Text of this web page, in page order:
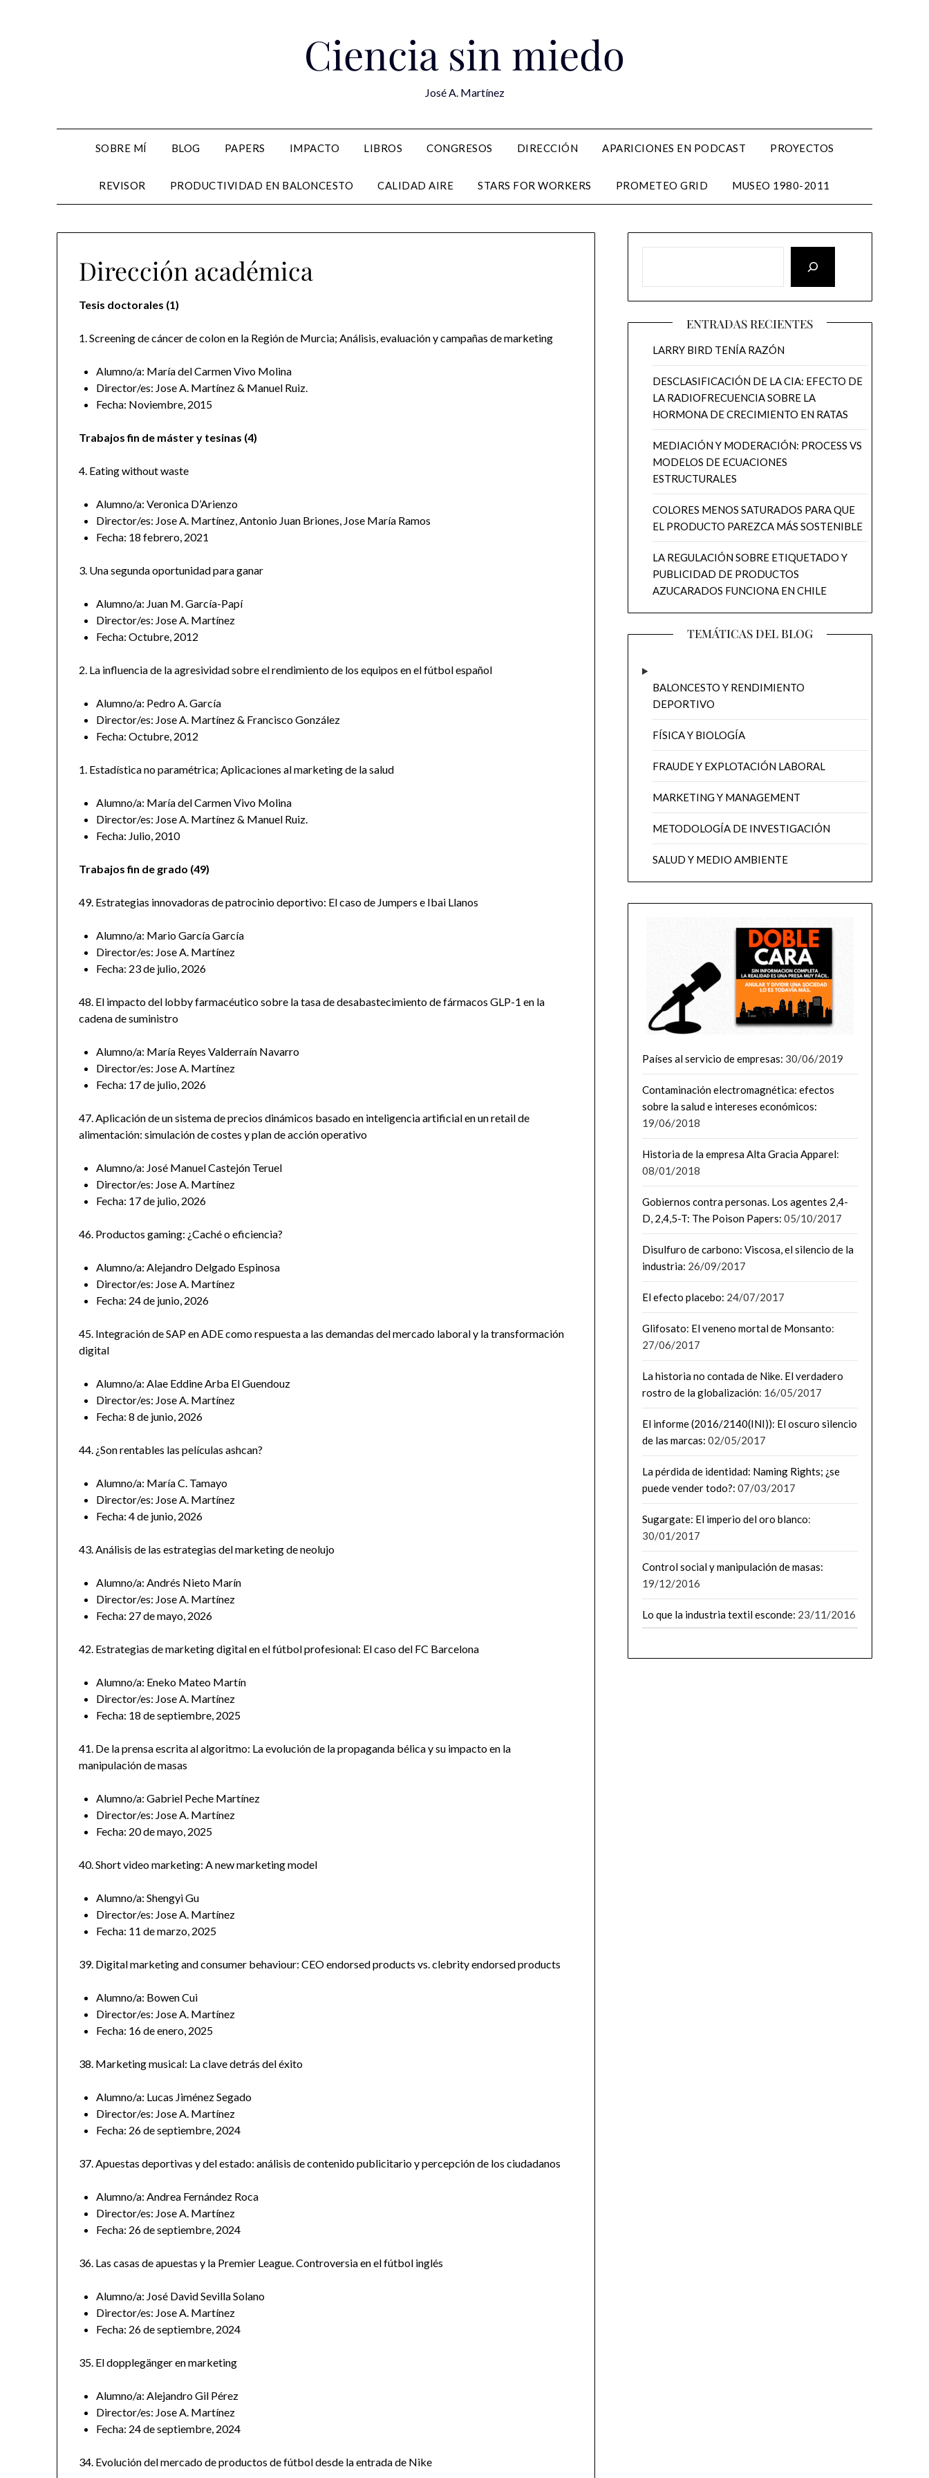
Ciencia sin miedo
José A. Martínez
SOBRE MÍ BLOG PAPERS IMPACTO LIBROS CONGRESOS DIRECCIÓN APARICIONES EN PODCAST PROYECTOS
REVISOR PRODUCTIVIDAD EN BALONCESTO CALIDAD AIRE STARS FOR WORKERS PROMETEO GRID MUSEO 1980-2011
Dirección académica
Tesis doctorales (1)
1. Screening de cáncer de colon en la Región de Murcia; Análisis, evaluación y campañas de marketing
Alumno/a: María del Carmen Vivo Molina
Director/es: Jose A. Martínez & Manuel Ruiz.
Fecha: Noviembre, 2015
Trabajos fin de máster y tesinas (4)
4. Eating without waste
Alumno/a: Veronica D’Arienzo
Director/es: Jose A. Martínez, Antonio Juan Briones, Jose María Ramos
Fecha: 18 febrero, 2021
3. Una segunda oportunidad para ganar
Alumno/a: Juan M. García-Papí
Director/es: Jose A. Martínez
Fecha: Octubre, 2012
2. La influencia de la agresividad sobre el rendimiento de los equipos en el fútbol español
Alumno/a: Pedro A. García
Director/es: Jose A. Martínez & Francisco González
Fecha: Octubre, 2012
1. Estadística no paramétrica; Aplicaciones al marketing de la salud
Alumno/a: María del Carmen Vivo Molina
Director/es: Jose A. Martínez & Manuel Ruiz.
Fecha: Julio, 2010
Trabajos fin de grado (49)
49. Estrategias innovadoras de patrocinio deportivo: El caso de Jumpers e Ibai Llanos
Alumno/a: Mario García García
Director/es: Jose A. Martínez
Fecha: 23 de julio, 2026
48. El impacto del lobby farmacéutico sobre la tasa de desabastecimiento de fármacos GLP-1 en la
cadena de suministro
Alumno/a: María Reyes Valderraín Navarro
Director/es: Jose A. Martínez
Fecha: 17 de julio, 2026
47. Aplicación de un sistema de precios dinámicos basado en inteligencia artificial en un retail de
alimentación: simulación de costes y plan de acción operativo
Alumno/a: José Manuel Castejón Teruel
Director/es: Jose A. Martínez
Fecha: 17 de julio, 2026
46. Productos gaming: ¿Caché o eficiencia?
Alumno/a: Alejandro Delgado Espinosa
Director/es: Jose A. Martínez
Fecha: 24 de junio, 2026
45. Integración de SAP en ADE como respuesta a las demandas del mercado laboral y la transformación
digital
Alumno/a: Alae Eddine Arba El Guendouz
Director/es: Jose A. Martínez
Fecha: 8 de junio, 2026
44. ¿Son rentables las películas ashcan?
Alumno/a: María C. Tamayo
Director/es: Jose A. Martínez
Fecha: 4 de junio, 2026
43. Análisis de las estrategias del marketing de neolujo
Alumno/a: Andrés Nieto Marín
Director/es: Jose A. Martínez
Fecha: 27 de mayo, 2026
42. Estrategias de marketing digital en el fútbol profesional: El caso del FC Barcelona
Alumno/a: Eneko Mateo Martín
Director/es: Jose A. Martínez
Fecha: 18 de septiembre, 2025
41. De la prensa escrita al algoritmo: La evolución de la propaganda bélica y su impacto en la
manipulación de masas
Alumno/a: Gabriel Peche Martínez
Director/es: Jose A. Martínez
Fecha: 20 de mayo, 2025
40. Short video marketing: A new marketing model
Alumno/a: Shengyi Gu
Director/es: Jose A. Martínez
Fecha: 11 de marzo, 2025
39. Digital marketing and consumer behaviour: CEO endorsed products vs. clebrity endorsed products
Alumno/a: Bowen Cui
Director/es: Jose A. Martínez
Fecha: 16 de enero, 2025
38. Marketing musical: La clave detrás del éxito
Alumno/a: Lucas Jiménez Segado
Director/es: Jose A. Martínez
Fecha: 26 de septiembre, 2024
37. Apuestas deportivas y del estado: análisis de contenido publicitario y percepción de los ciudadanos
Alumno/a: Andrea Fernández Roca
Director/es: Jose A. Martínez
Fecha: 26 de septiembre, 2024
36. Las casas de apuestas y la Premier League. Controversia en el fútbol inglés
Alumno/a: José David Sevilla Solano
Director/es: Jose A. Martínez
Fecha: 26 de septiembre, 2024
35. El dopplegänger en marketing
Alumno/a: Alejandro Gil Pérez
Director/es: Jose A. Martínez
Fecha: 24 de septiembre, 2024
34. Evolución del mercado de productos de fútbol desde la entrada de Nike
ENTRADAS RECIENTES
LARRY BIRD TENÍA RAZÓN
DESCLASIFICACIÓN DE LA CIA: EFECTO DE
LA RADIOFRECUENCIA SOBRE LA
HORMONA DE CRECIMIENTO EN RATAS
MEDIACIÓN Y MODERACIÓN: PROCESS VS
MODELOS DE ECUACIONES
ESTRUCTURALES
COLORES MENOS SATURADOS PARA QUE
EL PRODUCTO PAREZCA MÁS SOSTENIBLE
LA REGULACIÓN SOBRE ETIQUETADO Y
PUBLICIDAD DE PRODUCTOS
AZUCARADOS FUNCIONA EN CHILE
TEMÁTICAS DEL BLOG
BALONCESTO Y RENDIMIENTO
DEPORTIVO
FÍSICA Y BIOLOGÍA
FRAUDE Y EXPLOTACIÓN LABORAL
MARKETING Y MANAGEMENT
METODOLOGÍA DE INVESTIGACIÓN
SALUD Y MEDIO AMBIENTE
Países al servicio de empresas: 30/06/2019
Contaminación electromagnética: efectos
sobre la salud e intereses económicos:
19/06/2018
Historia de la empresa Alta Gracia Apparel:
08/01/2018
Gobiernos contra personas. Los agentes 2,4-
D, 2,4,5-T: The Poison Papers: 05/10/2017
Disulfuro de carbono: Viscosa, el silencio de la
industria: 26/09/2017
El efecto placebo: 24/07/2017
Glifosato: El veneno mortal de Monsanto:
27/06/2017
La historia no contada de Nike. El verdadero
rostro de la globalización: 16/05/2017
El informe (2016/2140(INI)): El oscuro silencio
de las marcas: 02/05/2017
La pérdida de identidad: Naming Rights; ¿se
puede vender todo?: 07/03/2017
Sugargate: El imperio del oro blanco:
30/01/2017
Control social y manipulación de masas:
19/12/2016
Lo que la industria textil esconde: 23/11/2016